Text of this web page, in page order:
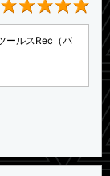
★5
ールスRec（バ